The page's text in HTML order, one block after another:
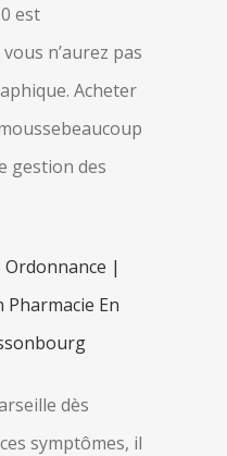
est
n’aurez pas
Acheter
gestion des
Ordonnance |
Pharmacie En
dès
symptômes, il